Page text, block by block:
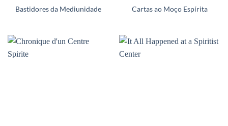
Bastidores da Mediunidade Cartas ao Moço Espírita